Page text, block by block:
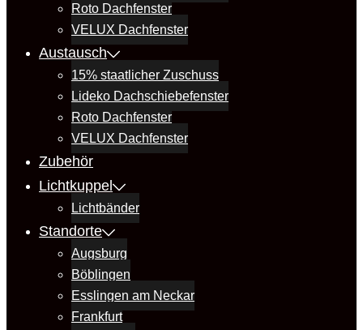
Roto Dachfenster
VELUX Dachfenster
Austausch
15% staatlicher Zuschuss
Lideko Dachschiebefenster
Roto Dachfenster
VELUX Dachfenster
Zubehör
Lichtkuppel
Lichtbänder
Standorte
Augsburg
Böblingen
Esslingen am Neckar
Frankfurt